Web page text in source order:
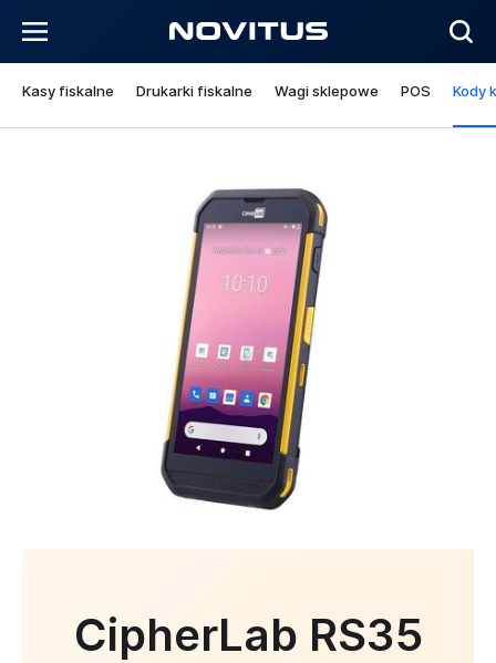
Kasy fiskalne Drukarki fiskalne Wagi sklepowe POS Kody
CipherLab RS35